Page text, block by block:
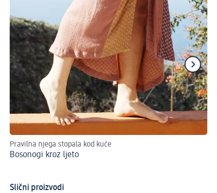
Pravilna njega stopala kod kuće
Bosonogi kroz ljeto
Slični proizvodi